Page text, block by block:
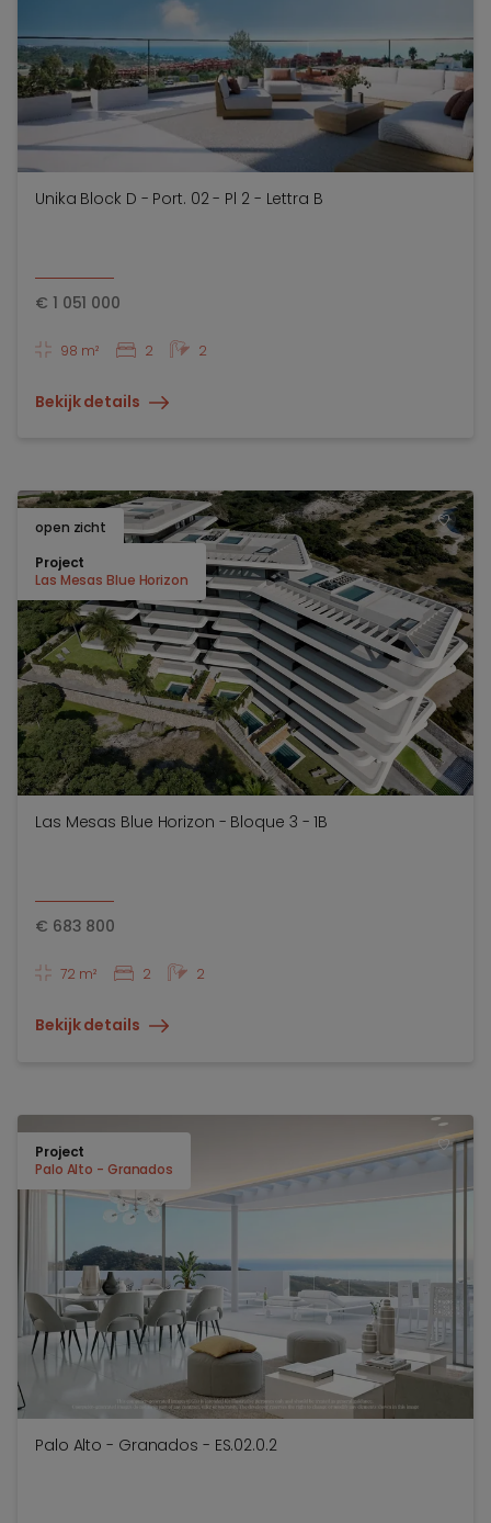
Unika Block D - Port. 02 - Pl 2 - Lettra B
€ 1 051 000
98 m² 2 2
Bekijk details
open zicht
Project
Las Mesas Blue Horizon
Las Mesas Blue Horizon - Bloque 3 - 1B
€ 683 800
72 m² 2 2
Bekijk details
Project
Palo Alto - Granados
Palo Alto - Granados - ES.02.0.2